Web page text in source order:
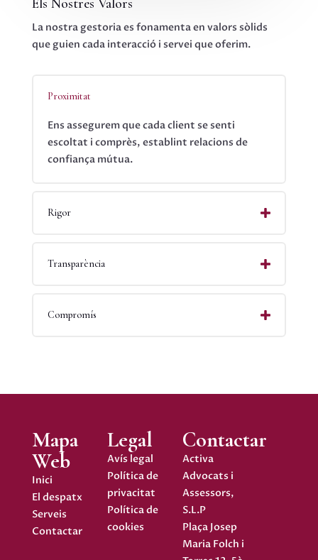
Els Nostres Valors
La nostra gestoria es fonamenta en valors sòlids
que guien cada interacció i servei que oferim.
Proximitat
Ens assegurem que cada client se senti
escoltat i comprès, establint relacions de
confiança mútua.
Rigor
Transparència
Compromís
Mapa
Web
Inici
El despatx
Serveis
Contactar
Legal
Avís legal
Política de
privacitat
Política de
cookies
Contactar
Activa
Advocats i
Assessors,
S.L.P
Plaça Josep
Maria Folch i